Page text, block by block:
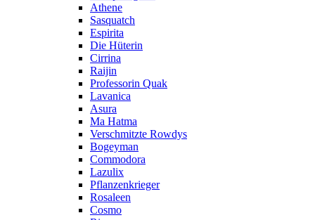
Athene
Sasquatch
Espirita
Die Hüterin
Cirrina
Raijin
Professorin Quak
Lavanica
Asura
Ma Hatma
Verschmitzte Rowdys
Bogeyman
Commodora
Lazulix
Pflanzenkrieger
Rosaleen
Cosmo